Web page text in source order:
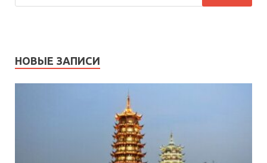
НОВЫЕ ЗАПИСИ